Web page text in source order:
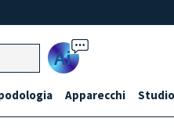
Ai
Apparecchi